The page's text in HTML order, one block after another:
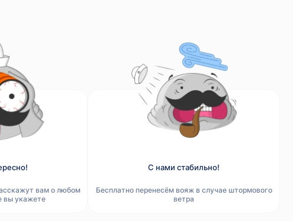
вам о любом
вы укажете
С нами стабильно!
Бесплатно перенесём вояж в случае штормового
ветра